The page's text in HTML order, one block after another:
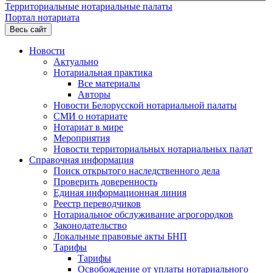
Территориальные нотариальные палаты
Портал нотариата
Весь сайт
Новости
Актуально
Нотариальная практика
Все материалы
Авторы
Новости Белорусской нотариальной палаты
СМИ о нотариате
Нотариат в мире
Мероприятия
Новости территориальных нотариальных палат
Справочная информация
Поиск открытого наследственного дела
Проверить доверенность
Единая информационная линия
Реестр переводчиков
Нотариальное обслуживание агрогородков
Законодательство
Локальные правовые акты БНП
Тарифы
Тарифы
Освобождение от уплаты нотариального